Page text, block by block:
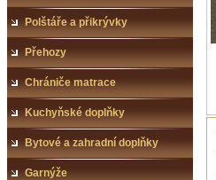
Polštáře a přikrývky
Přehozy
Chrániče matrace
Kuchyňské doplňky
Bytové a zahradní doplňky
Garnýže